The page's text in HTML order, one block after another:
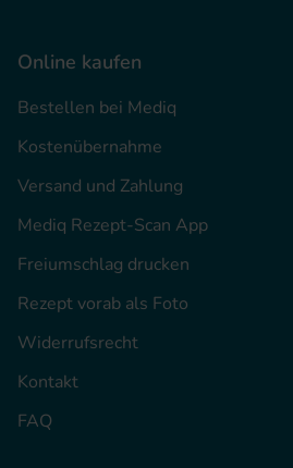
Online kaufen
Bestellen bei Mediq
Kostenübernahme
Versand und Zahlung
Mediq Rezept-Scan App
Freiumschlag drucken
Rezept vorab als Foto
Widerrufsrecht
Kontakt
FAQ